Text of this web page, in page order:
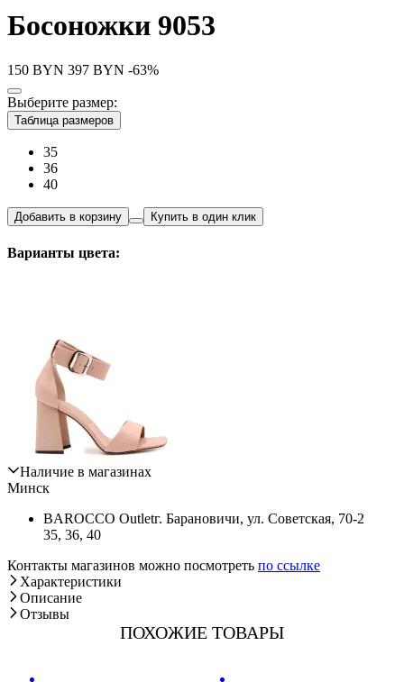
Босоножки 9053
150 BYN 397 BYN -63%
Выберите размер:
Таблица размеров
35
36
40
Добавить в корзину Купить в один клик
Варианты цвета:
Наличие в магазинах
Минск
BAROCCO Outletг. Барановичи, ул. Советская, 70-2
35, 36, 40
Контакты магазинов можно посмотреть по ссылке
Характеристики
Описание
Отзывы
ПОХОЖИЕ ТОВАРЫ